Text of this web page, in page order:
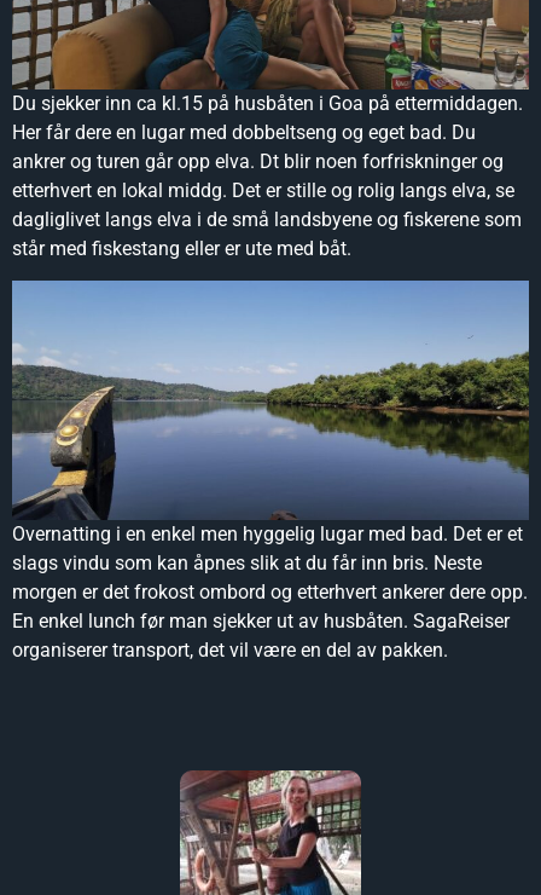
Du sjekker inn ca kl.15 på husbåten i Goa på ettermiddagen.
Her får dere en lugar med dobbeltseng og eget bad. Du
ankrer og turen går opp elva. Dt blir noen forfriskninger og
etterhvert en lokal middg. Det er stille og rolig langs elva, se
dagliglivet langs elva i de små landsbyene og fiskerene som
står med fiskestang eller er ute med båt.
Overnatting i en enkel men hyggelig lugar med bad. Det er et
slags vindu som kan åpnes slik at du får inn bris. Neste
morgen er det frokost ombord og etterhvert ankerer dere opp.
En enkel lunch før man sjekker ut av husbåten. SagaReiser
organiserer transport, det vil være en del av pakken.